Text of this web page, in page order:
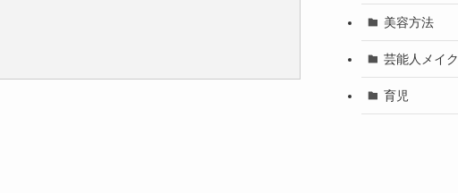
美容方法
芸能人メイク
育児